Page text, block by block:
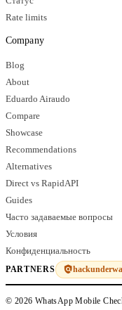
Rate limits
Company
Blog
About
Eduardo Airaudo
Compare
Showcase
Recommendations
Alternatives
Direct vs RapidAPI
Guides
Часто задаваемые вопросы
Условия
Конфиденциальность
PARTNERS
© 2026 WhatsApp Mobile